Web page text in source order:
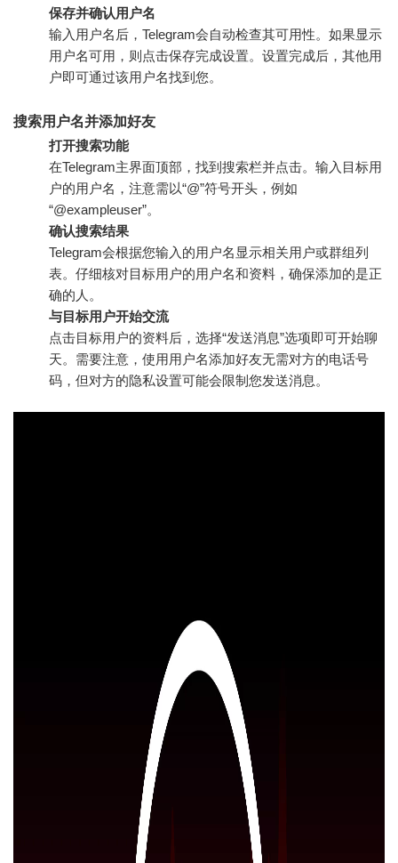
保存并确认用户名
输入用户名后，Telegram会自动检查其可用性。如果显示
用户名可用，则点击保存完成设置。设置完成后，其他用
户即可通过该用户名找到您。
搜索用户名并添加好友
打开搜索功能
在Telegram主界面顶部，找到搜索栏并点击。输入目标用
户的用户名，注意需以“@”符号开头，例如
“@exampleuser”。
确认搜索结果
Telegram会根据您输入的用户名显示相关用户或群组列
表。仔细核对目标用户的用户名和资料，确保添加的是正
确的人。
与目标用户开始交流
点击目标用户的资料后，选择“发送消息”选项即可开始聊
天。需要注意，使用用户名添加好友无需对方的电话号
码，但对方的隐私设置可能会限制您发送消息。